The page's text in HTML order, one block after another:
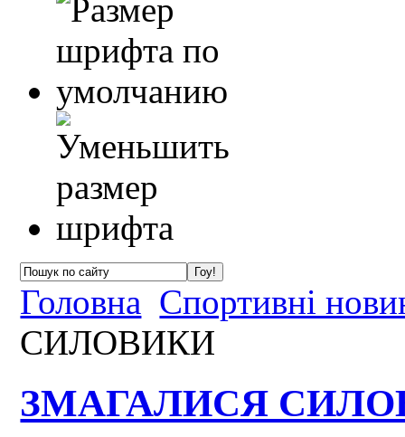
Головна Спортивні
СИЛОВИКИ
ЗМАГАЛИСЯ